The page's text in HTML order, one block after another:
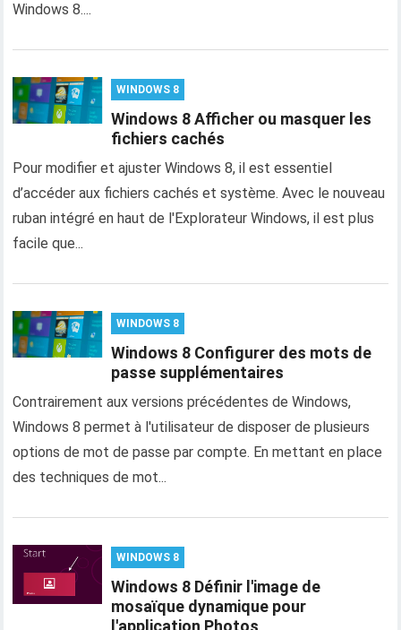
Windows 8....
WINDOWS 8
Windows 8 Afficher ou masquer les
fichiers cachés
Pour modifier et ajuster Windows 8, il est essentiel
d’accéder aux fichiers cachés et système. Avec le nouveau
ruban intégré en haut de l'Explorateur Windows, il est plus
facile que...
WINDOWS 8
Windows 8 Configurer des mots de
passe supplémentaires
Contrairement aux versions précédentes de Windows,
Windows 8 permet à l'utilisateur de disposer de plusieurs
options de mot de passe par compte. En mettant en place
des techniques de mot...
WINDOWS 8
Windows 8 Définir l'image de
mosaïque dynamique pour
l'application Photos